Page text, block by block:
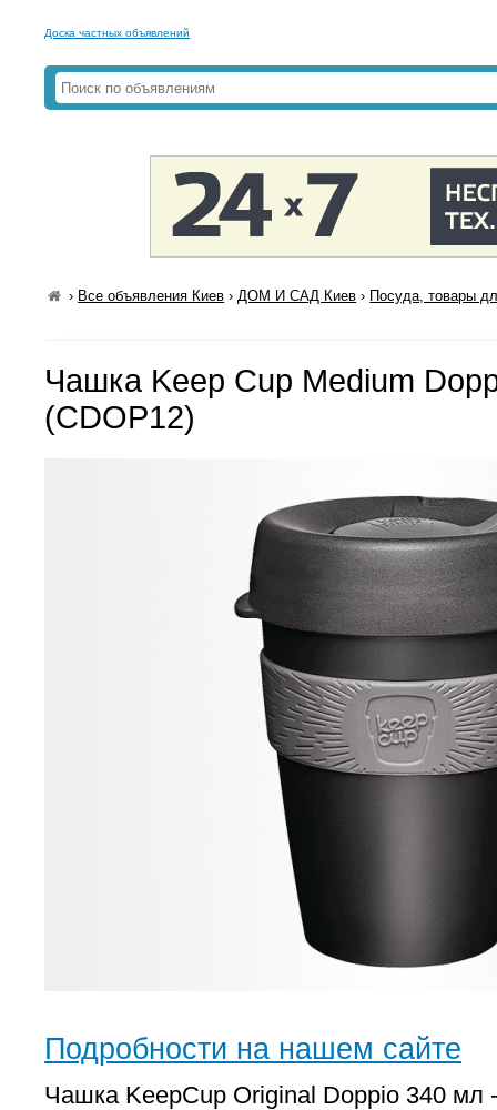
Доска частных объявлений
› Все объявления Киев ›ДОМ И САД Киев › Посуда, товары
Чашка Keep Cup Medium
(CDOP12)
Подробности на нашем сайте
Чашка KeepCup Original Doppio 340 мл